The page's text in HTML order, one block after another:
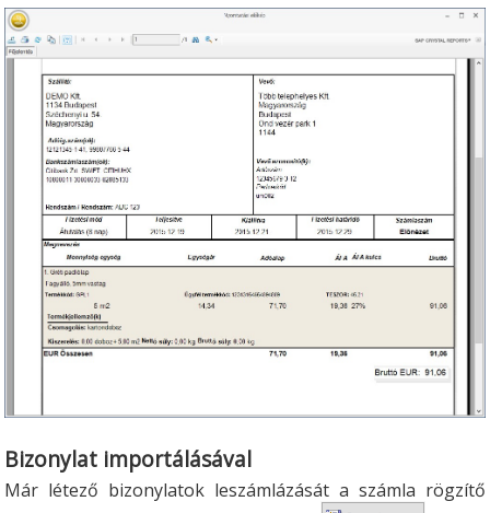
Bizonylat importálásával
Már létező bizonylatok leszámlázását a számla rögzítő